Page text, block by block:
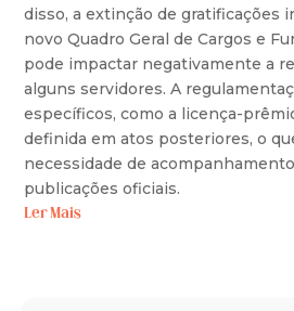
disso, a extinção de gratificações
novo Quadro Geral de Cargos e
pode impactar negativamente a
alguns servidores. A
específicos, como a licença-
definida em atos posteriores, o
necessidade de
publicações oficiais.
Ler Mais